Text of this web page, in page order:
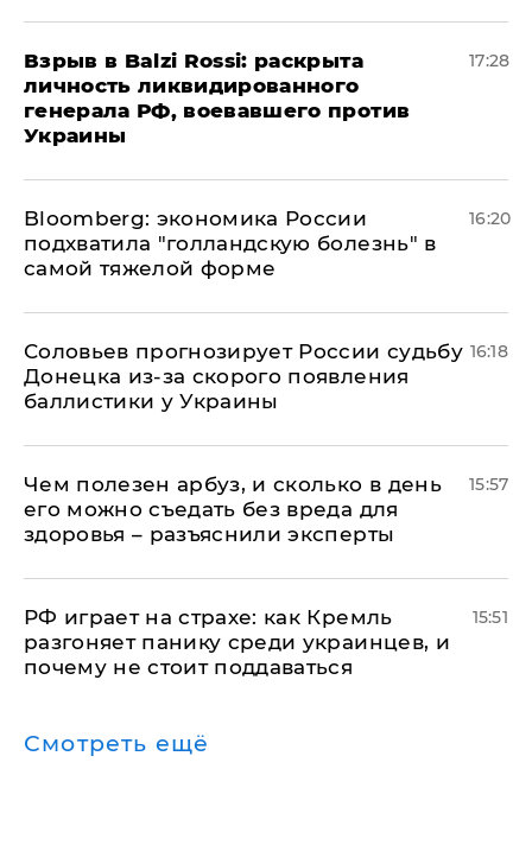
​Взрыв в Balzi Rossi: раскрыта
личность ликвидированного
генерала РФ, воевавшего против
Украины
17:28
Bloomberg: экономика России
подхватила "голландскую болезнь" в
самой тяжелой форме
16:20
Соловьев прогнозирует России судьбу
Донецка из-за скорого появления
баллистики у Украины
16:18
Чем полезен арбуз, и сколько в день
его можно съедать без вреда для
здоровья – разъяснили эксперты
15:57
РФ играет на страхе: как Кремль
разгоняет панику среди украинцев, и
почему не стоит поддаваться
15:51
Смотреть ещё